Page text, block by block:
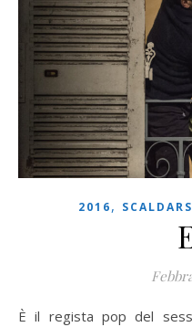
2016,
È il regista pop del